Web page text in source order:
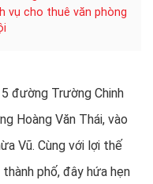
vụ cho thuê văn phòng
đường Trường Chinh
Hoàng Văn Thái, vào
Vũ. Cùng với lợi thế
phố, đây hứa hẹn